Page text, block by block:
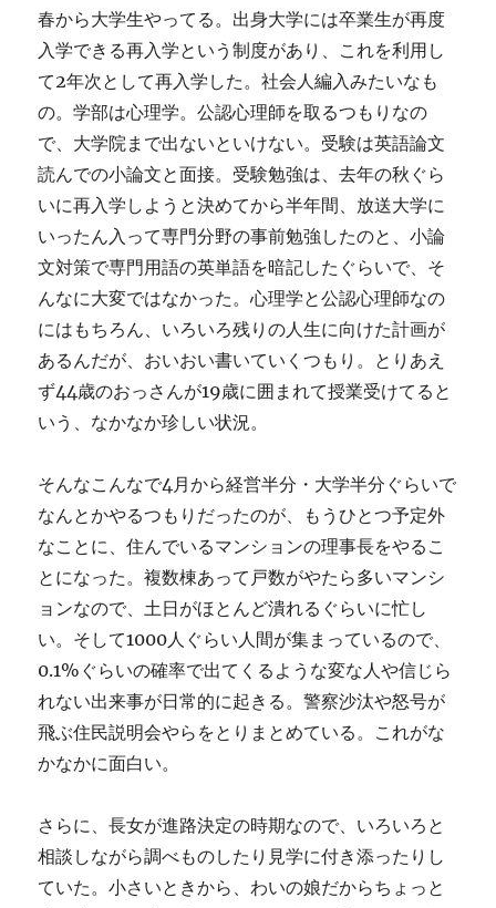
春から大学生やってる。出身大学には卒業生が再度
入学できる再入学という制度があり、これを利用し
て2年次として再入学した。社会人編入みたいなも
の。学部は心理学。公認心理師を取るつもりなの
で、大学院まで出ないといけない。受験は英語論文
読んでの小論文と面接。受験勉強は、去年の秋ぐら
いに再入学しようと決めてから半年間、放送大学に
いったん入って専門分野の事前勉強したのと、小論
文対策で専門用語の英単語を暗記したぐらいで、そ
んなに大変ではなかった。心理学と公認心理師なの
にはもちろん、いろいろ残りの人生に向けた計画が
あるんだが、おいおい書いていくつもり。とりあえ
ず44歳のおっさんが19歳に囲まれて授業受けてると
いう、なかなか珍しい状況。
そんなこんなで4月から経営半分・大学半分ぐらいで
なんとかやるつもりだったのが、もうひとつ予定外
なことに、住んでいるマンションの理事長をやるこ
とになった。複数棟あって戸数がやたら多いマンシ
ョンなので、土日がほとんど潰れるぐらいに忙し
い。そして1000人ぐらい人間が集まっているので、
0.1%ぐらいの確率で出てくるような変な人や信じら
れない出来事が日常的に起きる。警察沙汰や怒号が
飛ぶ住民説明会やらをとりまとめている。これがな
かなかに面白い。
さらに、長女が進路決定の時期なので、いろいろと
相談しながら調べものしたり見学に付き添ったりし
ていた。小さいときから、わいの娘だからちょっと